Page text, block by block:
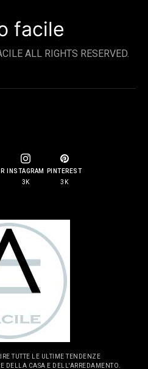
facile
ALL RIGHTS RESERVED.
INSTAGRAM
3K
PINTEREST
3K
TUTTE LE ULTIME TENDENZE
DELLA CASA E DELL'ARREDAMENTO.